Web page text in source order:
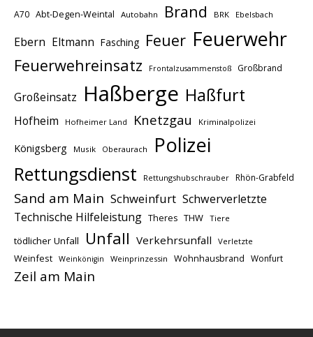
A70 Abt-Degen-Weintal Autobahn Brand BRK Ebelsbach
Ebern Eltmann Fasching Feuer Feuerwehr
Feuerwehreinsatz Frontalzusammenstoß Großbrand
Großeinsatz Haßberge Haßfurt
Hofheim Hofheimer Land Knetzgau Kriminalpolizei
Königsberg Musik Oberaurach Polizei
Rettungsdienst Rettungshubschrauber Rhön-Grabfeld
Sand am Main Schweinfurt Schwerverletzte
Technische Hilfeleistung Theres THW Tiere
tödlicher Unfall Unfall Verkehrsunfall Verletzte
Weinfest Weinkönigin Weinprinzessin Wohnhausbrand Wonfurt
Zeil am Main